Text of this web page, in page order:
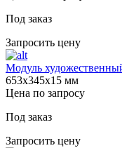
Под заказ
Запросить цену
Модуль
653х345х15 мм
Цена по запросу
Под заказ
Запросить цену